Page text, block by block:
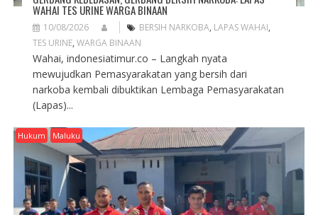
WAHAI TES URINE WARGA BINAAN
10/08/2026 BERSIH NARKOBA, LAPAS WAHAI,
TES URINE, WARGA BINAAN
Wahai, indonesiatimur.co – Langkah nyata
mewujudkan Pemasyarakatan yang bersih dari
narkoba kembali dibuktikan Lembaga Pemasyarakatan
(Lapas)...
Hukum Maluku